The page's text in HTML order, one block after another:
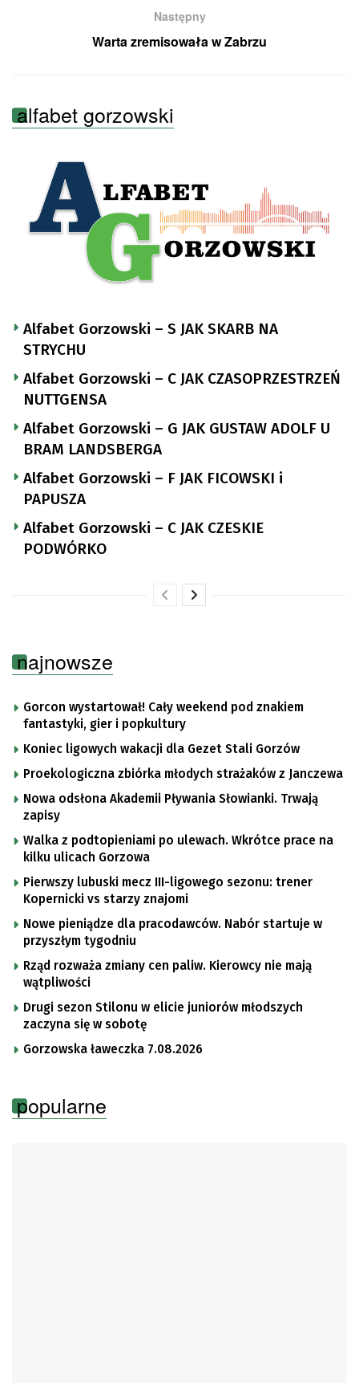
Następny
Warta zremisowała w Zabrzu
alfabet gorzowski
Alfabet Gorzowski – S JAK SKARB NA
STRYCHU
Alfabet Gorzowski – C JAK CZASOPRZESTRZEŃ
NUTTGENSA
Alfabet Gorzowski – G JAK GUSTAW ADOLF U
BRAM LANDSBERGA
Alfabet Gorzowski – F JAK FICOWSKI i
PAPUSZA
Alfabet Gorzowski – C JAK CZESKIE
PODWÓRKO
najnowsze
Gorcon wystartował! Cały weekend pod znakiem
fantastyki, gier i popkultury
Koniec ligowych wakacji dla Gezet Stali Gorzów
Proekologiczna zbiórka młodych strażaków z Janczewa
Nowa odsłona Akademii Pływania Słowianki. Trwają
zapisy
Walka z podtopieniami po ulewach. Wkrótce prace na
kilku ulicach Gorzowa
Pierwszy lubuski mecz III-ligowego sezonu: trener
Kopernicki vs starzy znajomi
Nowe pieniądze dla pracodawców. Nabór startuje w
przyszłym tygodniu
Rząd rozważa zmiany cen paliw. Kierowcy nie mają
wątpliwości
Drugi sezon Stilonu w elicie juniorów młodszych
zaczyna się w sobotę
Gorzowska ławeczka 7.08.2026
popularne